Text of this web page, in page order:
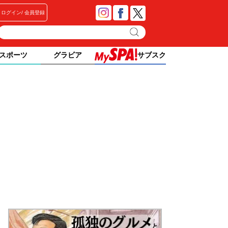
ログイン 会員登録
ポーツ グラビア サブスク